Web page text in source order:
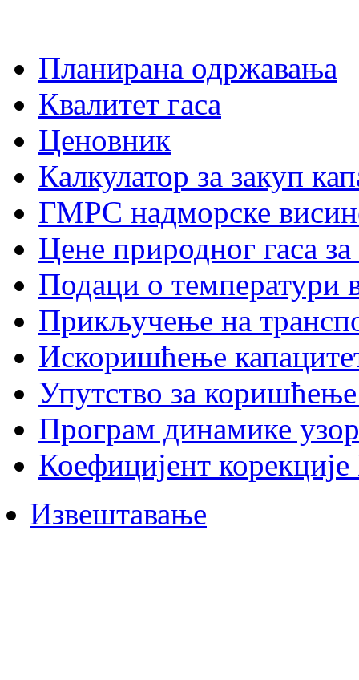
Планирана одржавања
Квалитет гаса
Ценовник
Калкулатор за закуп
ГМРС надморске
Цене природног гаса
Подаци о температури
Прикључење на
Искоришћење
Упутство за
Програм динамике
Коефицијент
Извештавање